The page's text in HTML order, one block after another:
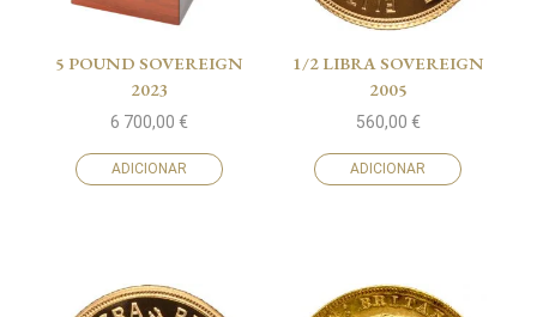
5 POUND SOVEREIGN
2023
6 700,00 €
ADICIONAR
1/2 LIBRA SOVEREIGN
2005
560,00 €
ADICIONAR